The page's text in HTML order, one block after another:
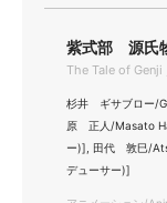
紫式部 源氏
The Tale of
杉井 ギサブロー/
原 正人/Masato
ー)], 田代 敦巳/
デューサー)]